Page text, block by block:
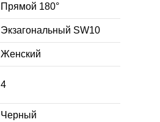
Прямой 180°
Экзагональный SW10
Женский
4
Черный